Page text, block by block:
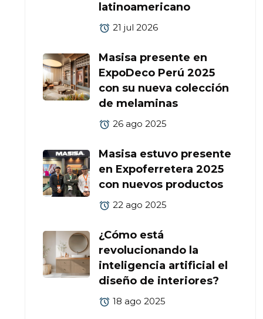
latinoamericano
21 jul 2026
Masisa presente en
ExpoDeco Perú 2025
con su nueva colección
de melaminas
26 ago 2025
Masisa estuvo presente
en Expoferretera 2025
con nuevos productos
22 ago 2025
¿Cómo está
revolucionando la
inteligencia artificial el
diseño de interiores?
18 ago 2025